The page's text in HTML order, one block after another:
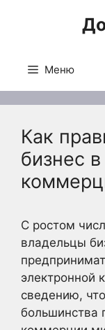
Меню
Как
бизнес
С ростом
владельцы
электронной
сведению,
большинства